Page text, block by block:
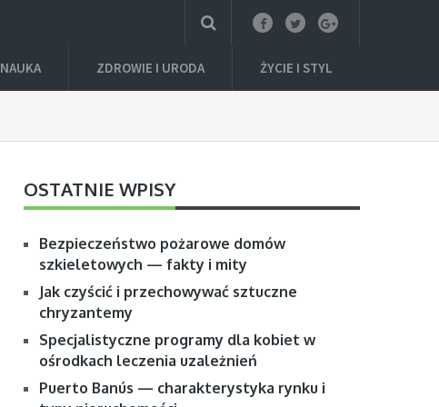
NAUKA ZDROWIE I URODA ŻYCIE I STYL
OSTATNIE WPISY
Bezpieczeństwo pożarowe domów
szkieletowych — fakty i mity
Jak czyścić i przechowywać sztuczne
chryzantemy
Specjalistyczne programy dla kobiet w
ośrodkach leczenia uzależnień
Puerto Banús — charakterystyka rynku i